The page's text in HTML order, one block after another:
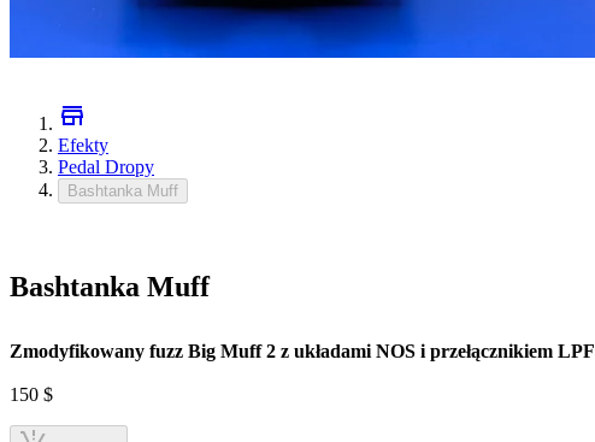
Efekty
Pedal Dropy
Bashtanka Muff
Bashtanka Muff
Zmodyfikowany fuzz Big Muff 2 z układami NOS i przełącznikiem LPF
150 $